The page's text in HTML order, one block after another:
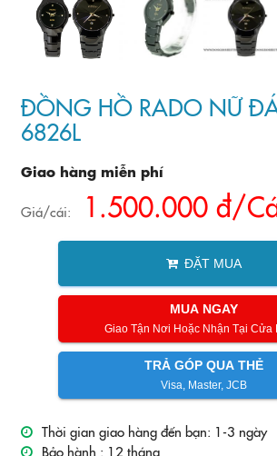
ĐỒNG HỒ RADO NỮ
6826L
Giao hàng miễn phí
Giá/cái: 1.500.000 đ/
ĐẶT MUA
MUA NGAY
Giao Tận Nơi Hoặc Nhận Tại Cửa
TRẢ GÓP QUA THẺ
Visa, Master, JCB
Thời gian giao hàng đến bạn: 1-3 ngày
Bảo hành : 12 tháng